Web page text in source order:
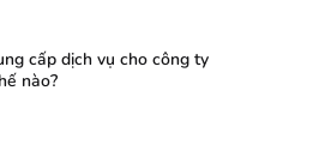
cấp dịch vụ cho công ty
nào?